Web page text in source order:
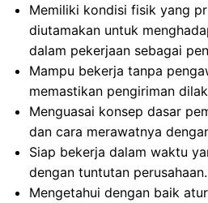
Memiliki kondisi fisik yang
diutamakan untuk
dalam pekerjaan sebagai
Mampu bekerja tanpa
memastikan pengiriman
Menguasai konsep dasar
dan cara merawatnya
Siap bekerja dalam waktu
dengan tuntutan perusahaan.
Mengetahui dengan baik